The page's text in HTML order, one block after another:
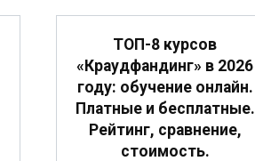
ТОП-8 курсов
«Краудфандинг» в 2026
году: обучение онлайн.
Платные и бесплатные.
Рейтинг, сравнение,
стоимость.